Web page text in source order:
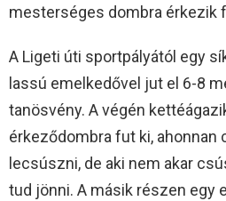
mesterséges dombra érkezik
A Ligeti úti sportpályától egy
lassú emelkedővel jut el 6-8
tanösvény. A végén
érkeződombra fut ki, ahonnan
lecsúszni, de aki nem akar
tud jönni. A másik részen egy